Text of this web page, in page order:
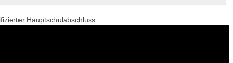
Hauptschulabschluss